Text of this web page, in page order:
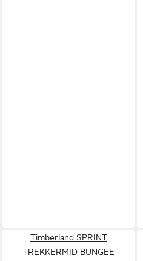
Timberland SPRINT
TREKKERMID BUNGEE